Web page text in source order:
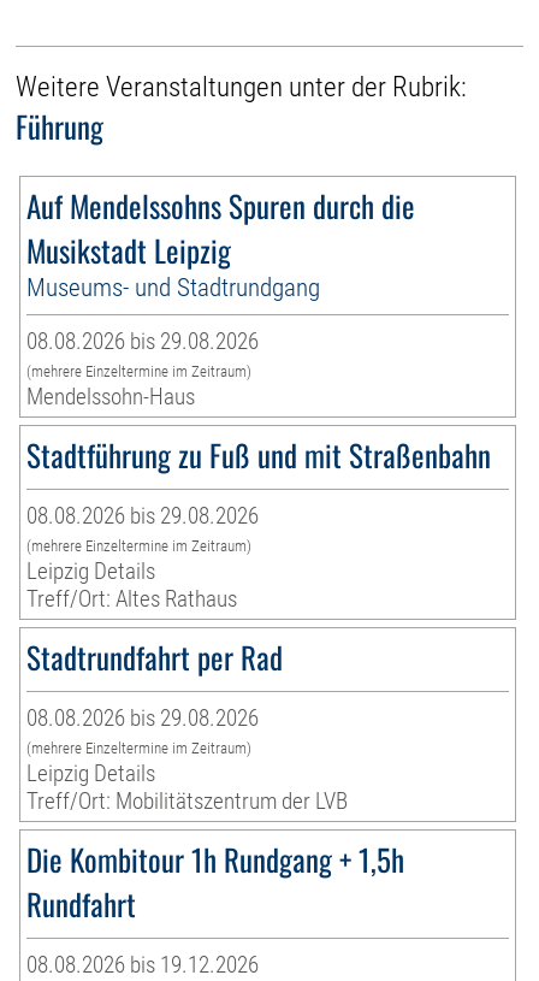
Weitere Veranstaltungen unter der Rubrik:
Führung
Auf Mendelssohns Spuren durch die
Musikstadt Leipzig
Museums- und Stadtrundgang
08.08.2026 bis 29.08.2026
(mehrere Einzeltermine im Zeitraum)
Mendelssohn-Haus
Stadtführung zu Fuß und mit Straßenbahn
08.08.2026 bis 29.08.2026
(mehrere Einzeltermine im Zeitraum)
Leipzig Details
Treff/Ort: Altes Rathaus
Stadtrundfahrt per Rad
08.08.2026 bis 29.08.2026
(mehrere Einzeltermine im Zeitraum)
Leipzig Details
Treff/Ort: Mobilitätszentrum der LVB
Die Kombitour 1h Rundgang + 1,5h
Rundfahrt
08.08.2026 bis 19.12.2026